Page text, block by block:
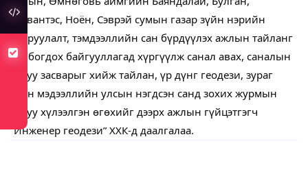
Гурвантэс, Ноён, Сэврэй сумын газар зүйн нэрийн
тодруулалт, тэмдээллийн сан бүрдүүлэх ажлын тайланг
холбогдох байгууллагад хүргүүлж санал авах, саналын
дагуу засварыг хийж тайлан, үр дүнг геодези, зураг
зүйн мэдээллийн улсын нэгдсэн санд зохих журмын
дагуу хүлээлгэн өгөхийг дээрх ажлын гүйцэтгэгч
“Инженер геодези” ХХК-д даалгалаа.
хуулийн төсөлд санал авч байна